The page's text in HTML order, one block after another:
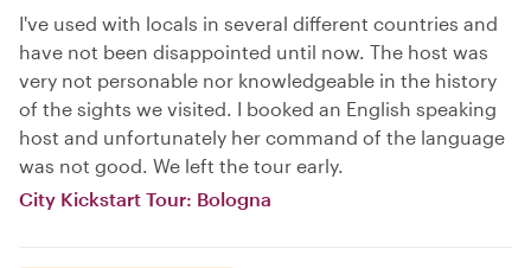
I've used with locals in several different countries and
have not been disappointed until now. The host was
very not personable nor knowledgeable in the history
of the sights we visited. I booked an English speaking
host and unfortunately her command of the language
was not good. We left the tour early.
City Kickstart Tour: Bologna